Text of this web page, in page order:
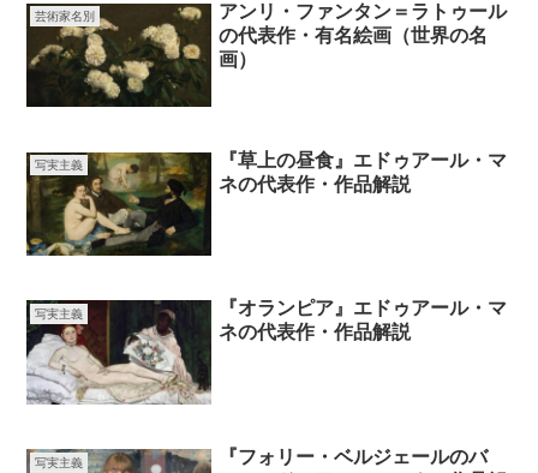
芸術家名別
アンリ・ファンタン＝ラトゥール
の代表作・有名絵画（世界の名
画）
写実主義
『草上の昼食』エドゥアール・マ
ネの代表作・作品解説
写実主義
『オランピア』エドゥアール・マ
ネの代表作・作品解説
写実主義
『フォリー・ベルジェールのバ